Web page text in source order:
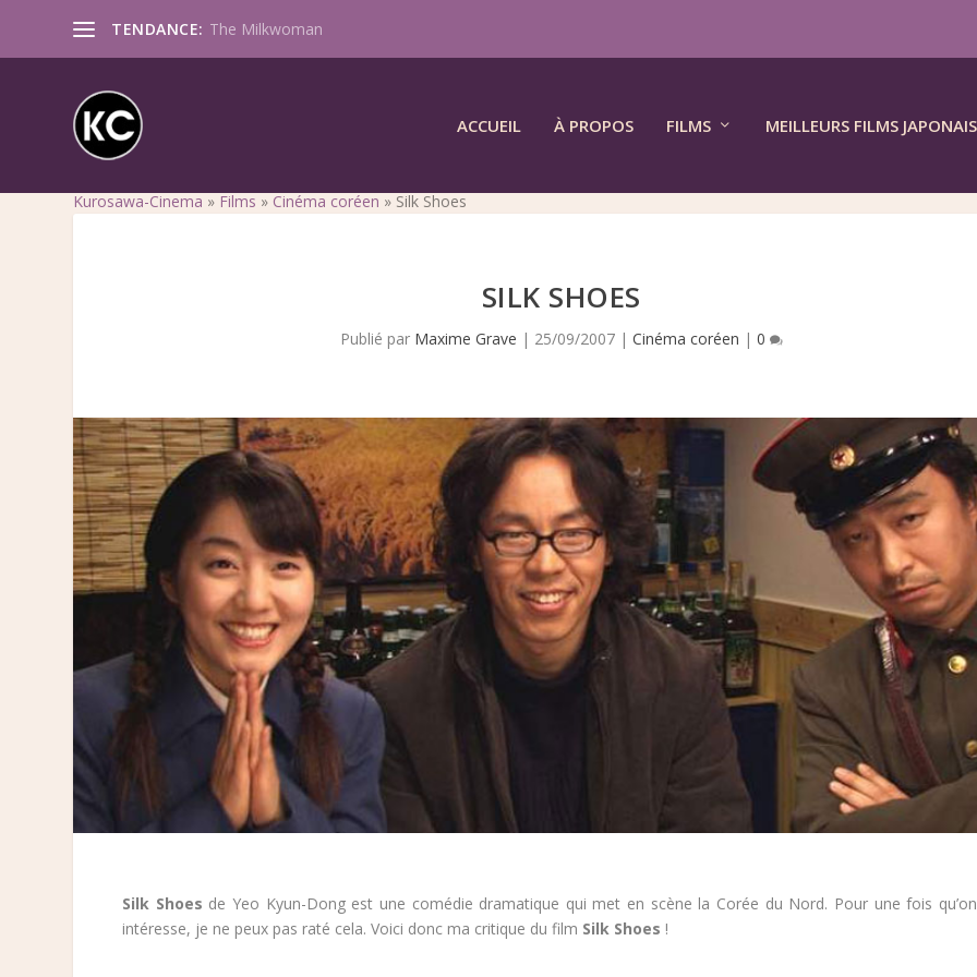
TENDANCE: The Milkwoman
ACCUEIL À PROPOS FILMS MEILLEURS FILMS JAPONAIS
Kurosawa-Cinema » Films » Cinéma coréen » Silk Shoes
SILK SHOES
Publié par Maxime Grave | 25/09/2007| Cinéma coréen | 0
Silk Shoes de Yeo Kyun-Dong est une comédie dramatique qui met en scène la Corée du Nord. Pour une fois qu’on
intéresse, je ne peux pas raté cela. Voici donc ma critique du film Silk Shoes !